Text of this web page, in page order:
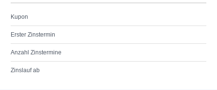
Kupon
Erster Zinstermin
Anzahl Zinstermine
Zinslauf ab